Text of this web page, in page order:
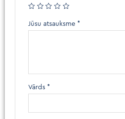
Jūsu atsauksme *
Vārds *